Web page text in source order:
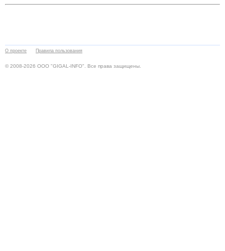
О проекте Правила пользования
© 2008-2026 ООО "GIGAL-INFO". Все права защищены.